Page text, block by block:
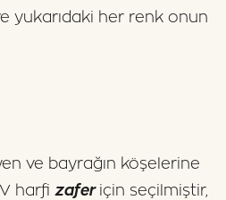
yukarıdaki her renk onun
ve bayrağın köşelerine
harfi zaferiçin seçilmiştir,